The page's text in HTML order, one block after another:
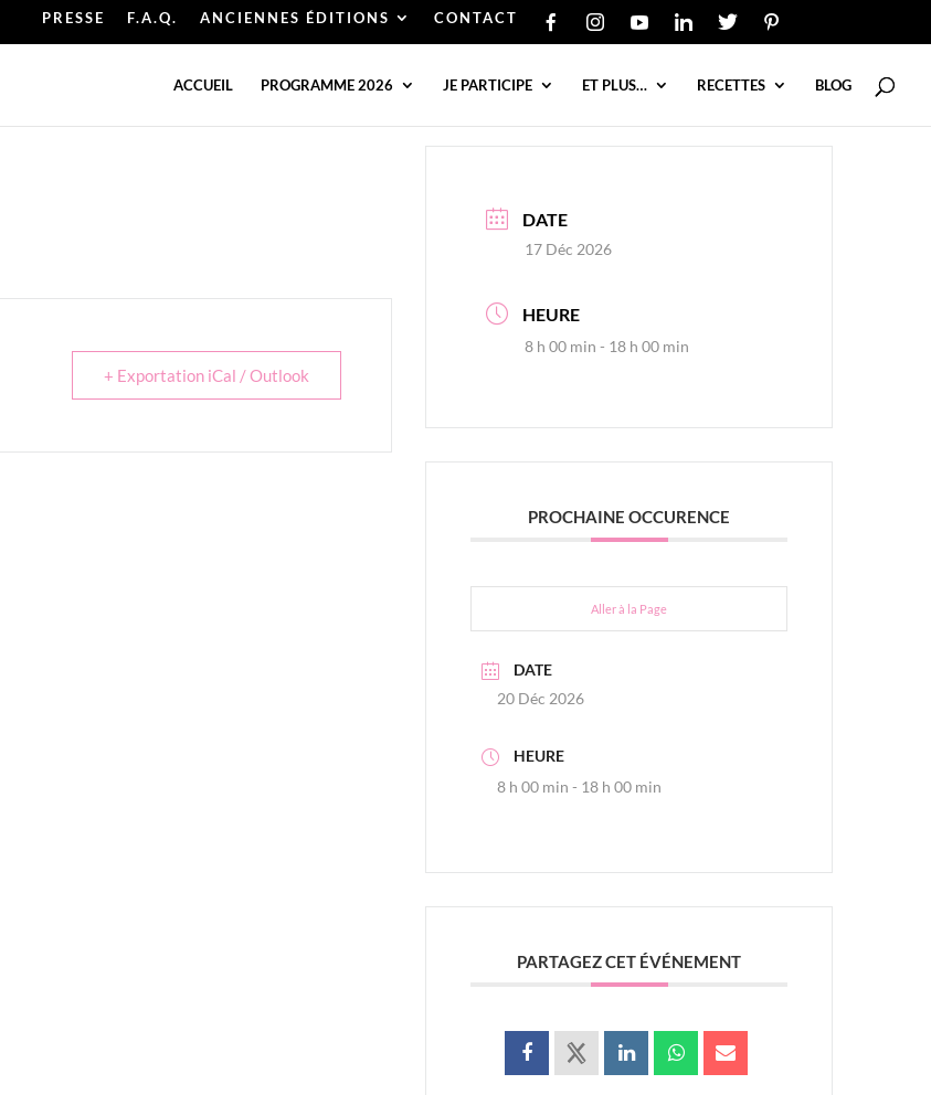
PRESSE F.A.Q. ANCIENNES ÉDITIONS CONTACT
ACCUEIL PROGRAMME 2026 JE PARTICIPE ET PLUS… RECETTES BLOG
+ Exportation iCal / Outlook
DATE
17 Déc 2026
HEURE
8 h 00 min - 18 h 00 min
PROCHAINE OCCURENCE
Aller à la Page
DATE
20 Déc 2026
HEURE
8 h 00 min - 18 h 00 min
PARTAGEZ CET ÉVÉNEMENT